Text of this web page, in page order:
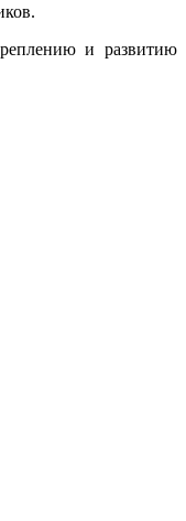
и развитию